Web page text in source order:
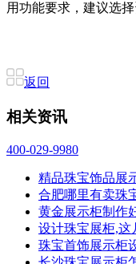
用功能要求，建议选
返回
相关资讯
400-029-9980
精品珠宝饰品展
合肥哪里有卖珠
黄金展示柜制作
设计珠宝展柜,这
珠宝首饰展示柜